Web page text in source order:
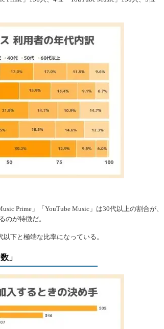
Prime」「YouTube Music」は30代以上の割合が、
のが特徴だ。
下と極端な比率になっている。
」